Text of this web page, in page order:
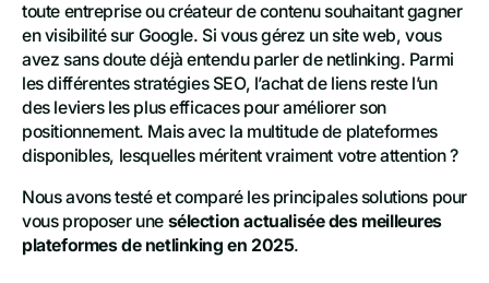
toute entreprise ou créateur de contenu souhaitant gagner
en visibilité sur Google. Si vous gérez un site web, vous
avez sans doute déjà entendu parler de netlinking. Parmi
les différentes stratégies SEO, l’achat de liens reste l’un
des leviers les plus efficaces pour améliorer son
positionnement. Mais avec la multitude de plateformes
disponibles, lesquelles méritent vraiment votre attention ?
Nous avons testé et comparé les principales solutions pour
vous proposer une sélection actualisée des meilleures
plateformes de netlinking en 2025.